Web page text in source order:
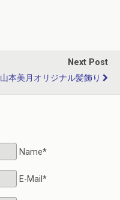
Next Post
山本美月オリジナル髪飾り
Name*
E-Mail*